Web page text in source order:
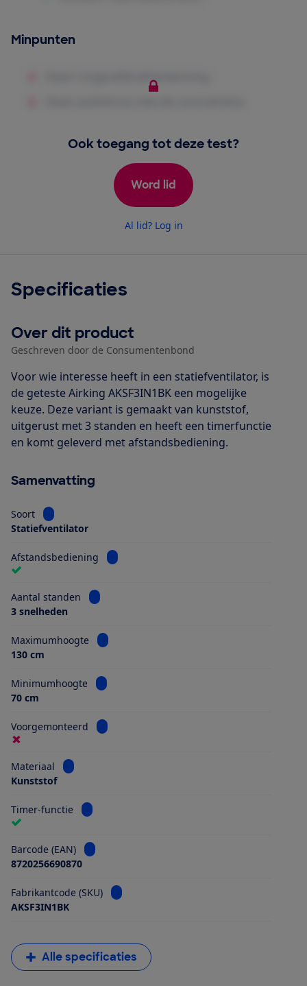
Minpunten
Ook toegang tot deze test?
Word lid
Al lid? Log in
Specificaties
Over dit product
Geschreven door de Consumentenbond
Voor wie interesse heeft in een statiefventilator, is
de geteste Airking AKSF3IN1BK een mogelijke
keuze. Deze variant is gemaakt van kunststof,
uitgerust met 3 standen en heeft een timerfunctie
en komt geleverd met afstandsbediening.
Samenvatting
Soort
Bekijk informatie voor Soort
Statiefventilator
Afstandsbediening Bekijk informatie voor Afstandsbediening
Aantal standen
Bekijk informatie voor Aantal standen
3 snelheden
Maximumhoogte
Bekijk informatie voor Maximumhoogte
130 cm
Minimumhoogte
Bekijk informatie voor Minimumhoogte
70 cm
Voorgemonteerd Bekijk informatie voor Voorgemonteerd
Materiaal
Bekijk informatie voor Materiaal
Kunststof
Timer-functie Bekijk informatie voor Timer-functie
Barcode (EAN)
Bekijk informatie voor Barcode (EAN)
8720256690870
Fabrikantcode (SKU)
Bekijk informatie voor Fabrikantcode (SKU)
AKSF3IN1BK
Alle specificaties